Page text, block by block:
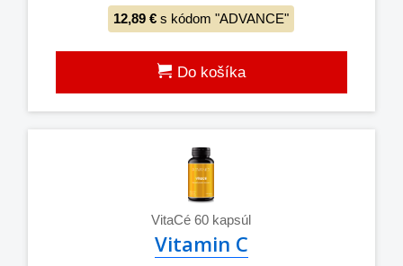
12,89 € s kódom "ADVANCE"
Do košíka
VitaCé 60 kapsúl
Vitamin C